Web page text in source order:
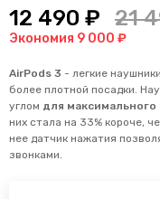
12 490 ₽ 21
Экономия 9 000 ₽
AirPods 3 - легкие
более плотной посадки.
углом для
них стала на 33% короче,
нее датчик нажатия
звонками.